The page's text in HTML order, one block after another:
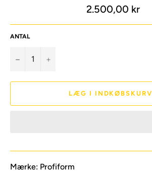
Normalpris
2.500,00 kr
ANTAL
− +
LÆG I INDKØBSKURV
Mærke: Profiform